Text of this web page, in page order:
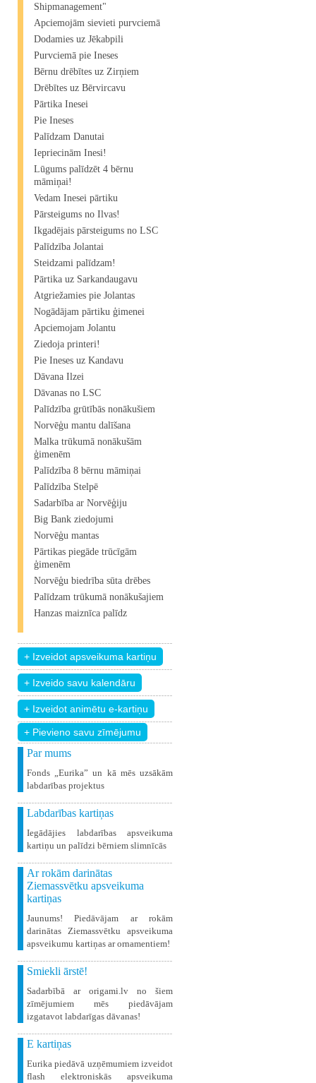
Shipmanagement"​
Apciemojām sievieti purvciemā
Dodamies uz Jēkabpili
Purvciemā pie Ineses
Bērnu drēbītes uz Zirņiem
Drēbītes uz Bērvircavu
Pārtika Inesei
Pie Ineses
Palīdzam Danutai
Iepriecinām Inesi!
Lūgums palīdzēt 4 bērnu
māmiņai!
Vedam Inesei pārtiku
Pārsteigums no Ilvas!
Ikgadējais pārsteigums no LSC
Palīdzība Jolantai
Steidzami palīdzam!
Pārtika uz Sarkandaugavu
Atgriežamies pie Jolantas
Nogādājam pārtiku ģimenei
Apciemojam Jolantu
Ziedoja printeri!
Pie Ineses uz Kandavu
Dāvana Ilzei
Dāvanas no LSC
Palīdzība grūtībās nonākušiem
Norvēģu mantu dalīšana
Malka trūkumā nonākušām
ģimenēm
Palīdzība 8 bērnu māmiņai
Palīdzība Stelpē
Sadarbība ar Norvēģiju
Big Bank ziedojumi
Norvēģu mantas
Pārtikas piegāde trūcīgām
ģimenēm
Norvēģu biedrība sūta drēbes
Palīdzam trūkumā nonākušajiem
Hanzas maiznīca palīdz
+ Pievieno savu zīmējumu
Par mums
Fonds „Eurika” un kā mēs uzsākām
labdarības projektus
Labdarības kartiņas
Iegādājies labdarības apsveikuma
kartiņu un palīdzi bērniem slimnīcās
Ar rokām darinātas
Ziemassvētku apsveikuma
kartiņas
Jaunums! Piedāvājam ar rokām
darinātas Ziemassvētku apsveikuma
apsveikumu kartiņas ar ornamentiem!
Smiekli ārstē!
Sadarbībā ar origami.lv no šiem
zīmējumiem mēs piedāvājam
izgatavot labdarīgas dāvanas!
E kartiņas
Eurika piedāvā uzņēmumiem izveidot
flash elektroniskās apsveikuma